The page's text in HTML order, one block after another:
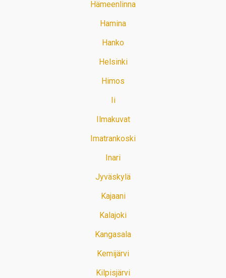
Hämeenlinna
Hamina
Hanko
Helsinki
Himos
Ii
Ilmakuvat
Imatrankoski
Inari
Jyväskylä
Kajaani
Kalajoki
Kangasala
Kemijärvi
Kilpisjärvi